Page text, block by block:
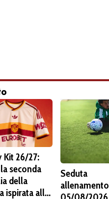
Kit 26/27:
seconda
della
ispirata alla
Seduta
allenamento